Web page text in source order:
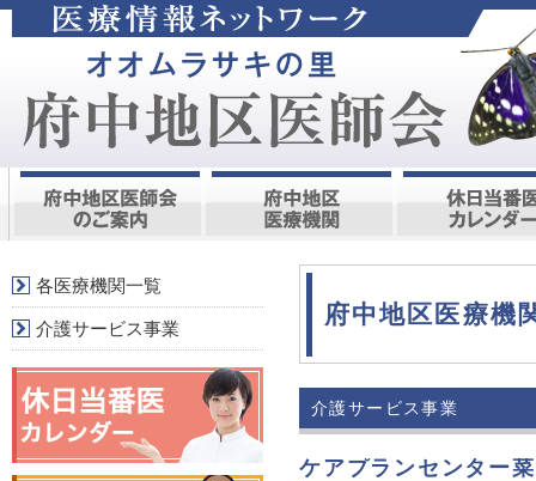
府中地区医療機
介護サービス事業
ケアプランセンター
各医療機関一覧
介護サービス事業